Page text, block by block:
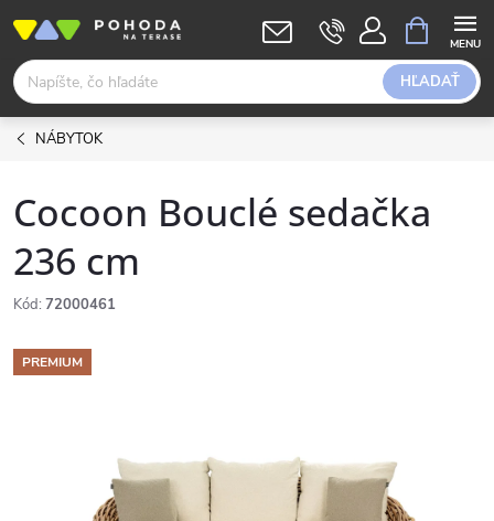
obsah
HĽADAŤ
KOŠÍK
NÁBYTOK
Cocoon Bouclé sedačka
236 cm
Kód: 72000461
PREMIUM